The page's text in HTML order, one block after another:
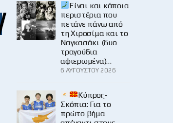
Είναι και κάποια
περιστέρια που
πετάνε πάνω από
τη Χιροσίμα και το
Ναγκασάκι (δυο
τραγούδια
αφιερωμένα)…
6 ΑΥΓΟΎΣΤΟΥ 2026
Κύπρος-
Σκόπια: Για το
πρώτο βήμα